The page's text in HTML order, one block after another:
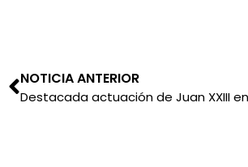
NOTICIA ANTERIOR
Destacada actuación de Juan XXIII